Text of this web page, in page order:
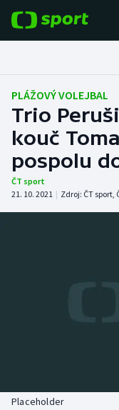
Fotbal
Hokej
Tenis
Atletika
Biatlon
Aplikace ČT sport
PLÁŽOVÝ VOLEJBAL
Trio
kouč
pospolu
ČT sport
21. 10. 2021 | Zdroj: ČT sport,
Placeholder